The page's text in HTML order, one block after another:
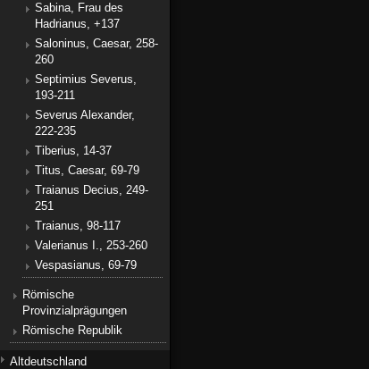
Sabina, Frau des
Hadrianus, +137
Saloninus, Caesar, 258-
260
Septimius Severus,
193-211
Severus Alexander,
222-235
Tiberius, 14-37
Titus, Caesar, 69-79
Traianus Decius, 249-
251
Traianus, 98-117
Valerianus I., 253-260
Vespasianus, 69-79
Römische
Provinzialprägungen
Römische Republik
Altdeutschland